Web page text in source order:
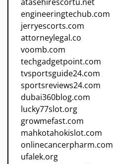
engineeringtechub.com
jerryescorts.com
attorneylegal.co
voomb.com
techgadgetpoint.com
tvsportsguide24.com
sportsreviews24.com
dubai360blog.com
lucky77slot.org
growmefast.com
mahkotahokislot.com
onlinecancerpharm.com
ufalek.org